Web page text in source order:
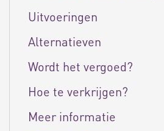
Uitvoeringen
Alternatieven
Wordt het vergoed?
Hoe te verkrijgen?
Meer informatie